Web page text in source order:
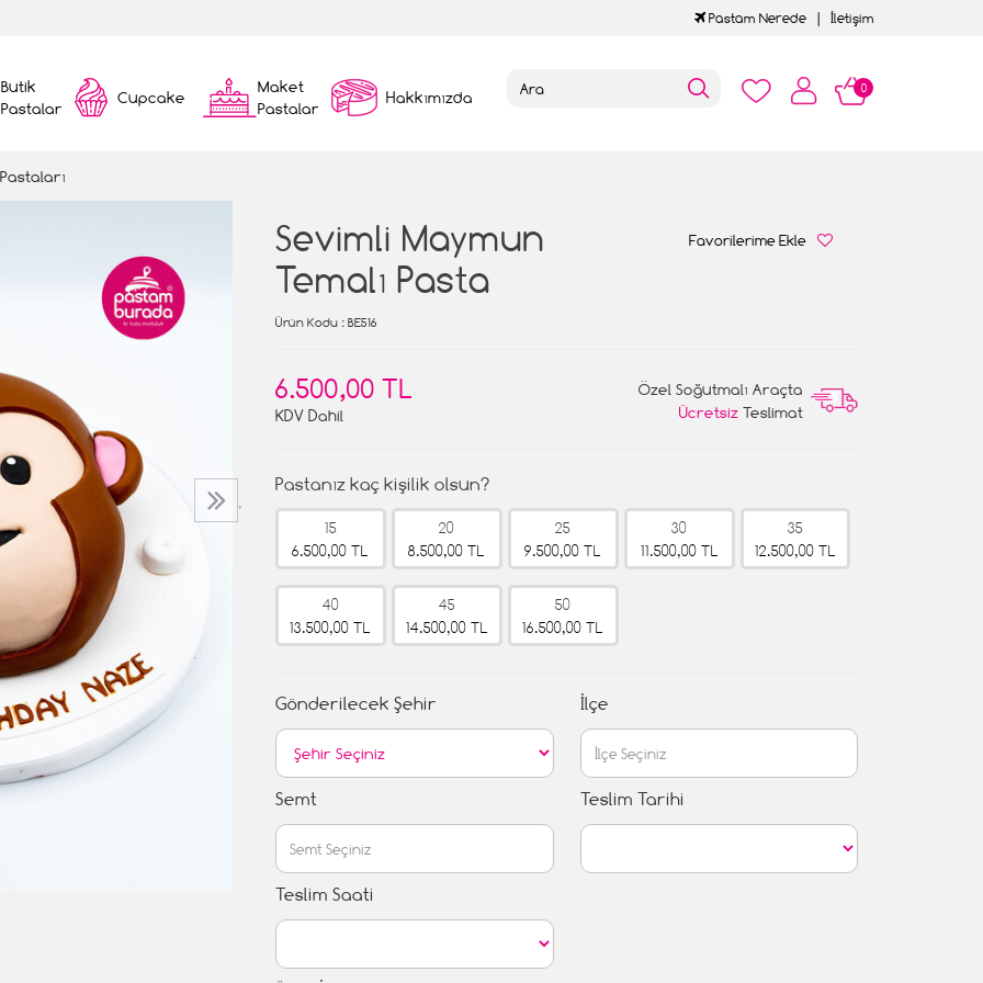
Pastam Nerede İletişim
Butik
Pastalar
Cupcake
Maket
Pastalar
Hakkımızda 0
›
Sevimli Maymun
Temalı Pasta
Favorilerime Ekle
Ürün Kodu : BE516
6.500,00 TL
KDV Dahil
Özel Soğutmalı Araçta
Ücretsiz Teslimat
Pastanız kaç kişilik olsun?
15
6.500,00 TL
20
8.500,00 TL
25
9.500,00 TL
30
11.500,00 TL
35
12.500,00 TL
40
13.500,00 TL
45
14.500,00 TL
50
16.500,00 TL
Gönderilecek Şehir İlçe
Semt Teslim Tarihi
Teslim Saati